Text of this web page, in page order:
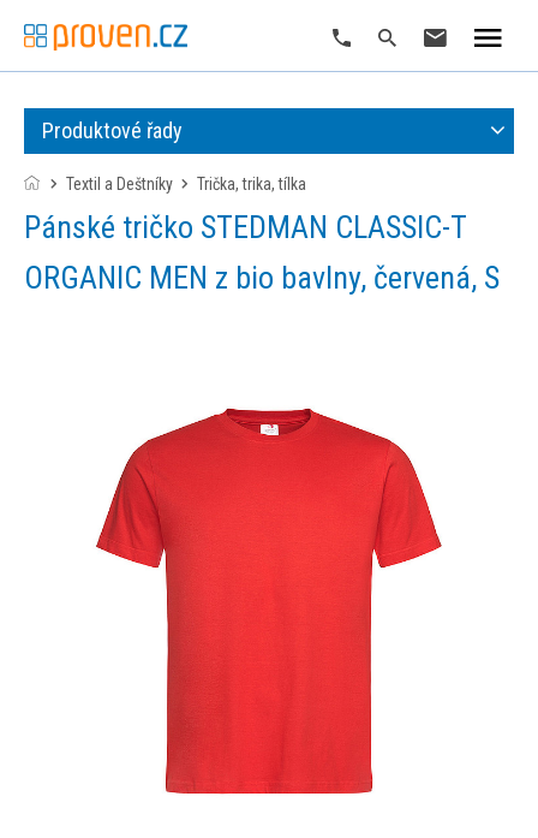
Produktové řady
Textil a Deštníky trička, trika, tílka
Pánské tričko STEDMAN CLASSIC-T
ORGANIC MEN z bio bavlny, červená, S